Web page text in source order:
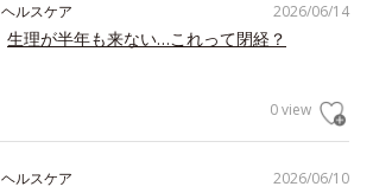
2026/06/14
ヘルスケア
生理が半年も来ない…これって閉経？
0 view
2026/06/10
ヘルスケア